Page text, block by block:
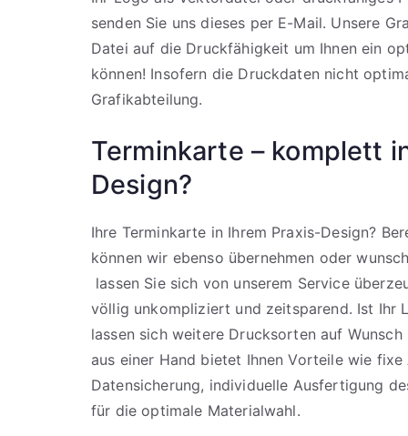
senden Sie uns dieses per E-Mail. Unsere
Datei auf die Druckfähigkeit um Ihnen ein
können! Insofern die Druckdaten nicht
Grafikabteilung.
Terminkarte – komplett
Design?
Ihre Terminkarte in Ihrem Praxis-Design?
können wir ebenso übernehmen oder
lassen Sie sich von unserem Service
völlig unkompliziert und zeitsparend. Ist Ihr
lassen sich weitere Drucksorten auf
aus einer Hand bietet Ihnen Vorteile wie
Datensicherung, individuelle Ausfertigung
für die optimale Materialwahl.